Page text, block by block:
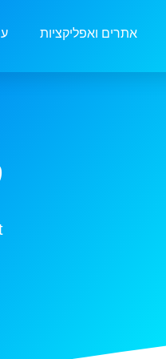
אתרים ואפליקציות